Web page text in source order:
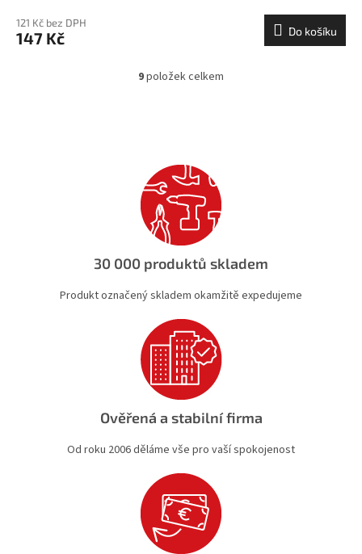
121 Kč bez DPH
147 Kč Do košíku
O
c
í
p
r
v
y
ý
i
s
u
9položek celkem
30 000 produktů skladem
Produkt označený skladem okamžitě expedujeme
Ověřená a stabilní firma
Od roku 2006 děláme vše pro vaší spokojenost